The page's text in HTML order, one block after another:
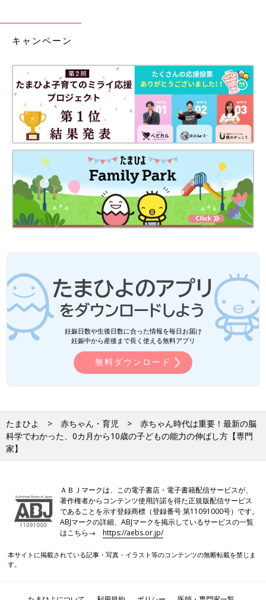
す力が伸びます
子どもにとっての幸せは、将来の進む道に多くの選択肢があり、
主体的に前進できる力を持っていること。いわば、｢常になりた
い自分｣でいられることです。たくさんの選択肢が持てるよう、
ママやパパは子どもの可能性を最大限に伸ばしてあげたいもの。
そのためには、とくに｢知的好奇心｣と｢共感力」をバランスよく
育てることが重要です。
監修／瀧 靖之先生 イラスト／ミヤギユカリ 取材・文／ひよこ
クラブ編集部
子どもの能力を伸ばすのに大切なことは、実は日常生活ででき
る、とてもシンプルなことのようです。ママやパパが心にとめて
おくだけで、「子どもの脳」がぐ～んと育てられます。
瀧 靖之先生
Profile
東北大学加齢医学研究所 教授。医師・医学博士。16万人以上の
脳のMRI画像をもとに、脳の発達や加齢のメカニズムを解明する
研究を行っている。「賢い子は」図鑑で育てる（講談社）など著
参考／『１才２才のひよこクラブ２０２０年夏秋号』「脳を育て
キャンペーン
妊娠日数や生後日数に合った情報を毎日お届け
妊娠中から産後まで長く使える無料アプリ
無料ダウンロード
たまひよ 赤ちゃん・育児
赤ちゃん時代は重要！最新の脳
科学でわかった、0カ月から10歳の子どもの能力の伸ばし方【専門
家】
ＡＢＪマークは、この電子書店・電子書籍配信サービスが、
著作権者からコンテンツ使用許諾を得た正規版配信サービス
であることを示す登録商標（登録番号 第11091000号）です。
ABJマークの詳細、ABJマークを掲示しているサービスの一覧
はこちら→https://aebs.or.jp/
本サイトに掲載されている記事・写真・イラスト等のコンテンツの無断転載を禁じま
す。